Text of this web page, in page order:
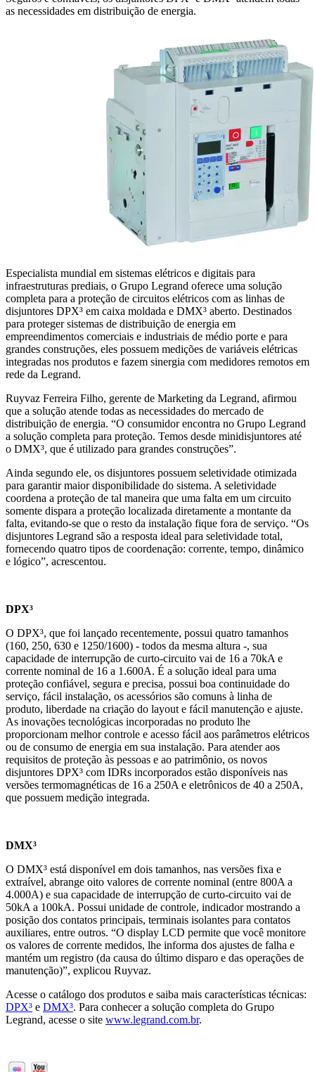
as necessidades em distribuição de energia.
Especialista mundial em sistemas elétricos e digitais para
infraestruturas prediais, o Grupo Legrand oferece uma solução
completa para a proteção de circuitos elétricos com as linhas de
disjuntores DPX³ em caixa moldada e DMX³ aberto. Destinados
para proteger sistemas de distribuição de energia em
empreendimentos comerciais e industriais de médio porte e para
grandes construções, eles possuem medições de variáveis elétricas
integradas nos produtos e fazem sinergia com medidores remotos em
rede da Legrand.
Ruyvaz Ferreira Filho, gerente de Marketing da Legrand, afirmou
que a solução atende todas as necessidades do mercado de
distribuição de energia. “O consumidor encontra no Grupo Legrand
a solução completa para proteção. Temos desde minidisjuntores até
o DMX³, que é utilizado para grandes construções”.
Ainda segundo ele, os disjuntores possuem seletividade otimizada
para garantir maior disponibilidade do sistema. A seletividade
coordena a proteção de tal maneira que uma falta em um circuito
somente dispara a proteção localizada diretamente a montante da
falta, evitando-se que o resto da instalação fique fora de serviço. “Os
disjuntores Legrand são a resposta ideal para seletividade total,
fornecendo quatro tipos de coordenação: corrente, tempo, dinâmico
e lógico”, acrescentou.
DPX³
O DPX³, que foi lançado recentemente, possui quatro tamanhos
(160, 250, 630 e 1250/1600) - todos da mesma altura -, sua
capacidade de interrupção de curto-circuito vai de 16 a 70kA e
corrente nominal de 16 a 1.600A. É a solução ideal para uma
proteção confiável, segura e precisa, possui boa continuidade do
serviço, fácil instalação, os acessórios são comuns à linha de
produto, liberdade na criação do layout e fácil manutenção e ajuste.
As inovações tecnológicas incorporadas no produto lhe
proporcionam melhor controle e acesso fácil aos parâmetros elétricos
ou de consumo de energia em sua instalação. Para atender aos
requisitos de proteção às pessoas e ao patrimônio, os novos
disjuntores DPX³ com IDRs incorporados estão disponíveis nas
versões termomagnéticas de 16 a 250A e eletrônicos de 40 a 250A,
que possuem medição integrada.
DMX³
O DMX³ está disponível em dois tamanhos, nas versões fixa e
extraível, abrange oito valores de corrente nominal (entre 800A a
4.000A) e sua capacidade de interrupção de curto-circuito vai de
50kA a 100kA. Possui unidade de controle, indicador mostrando a
posição dos contatos principais, terminais isolantes para contatos
auxiliares, entre outros. “O display LCD permite que você monitore
os valores de corrente medidos, lhe informa dos ajustes de falha e
mantém um registro (da causa do último disparo e das operações de
manutenção)”, explicou Ruyvaz.
Acesse o catálogo dos produtos e saiba mais características técnicas:
DPX³ e DMX³. Para conhecer a solução completa do Grupo
Legrand, acesse o site www.legrand.com.br.